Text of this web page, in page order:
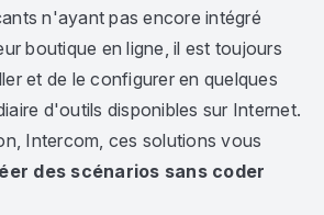
n'ayant pas encore intégré
boutique en ligne, il est toujours
et de le configurer en quelques
d'outils disponibles sur Internet.
Intercom, ces solutions vous
des scénarios sans coder